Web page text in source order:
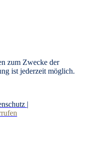
zum Zwecke der
ist jederzeit möglich.
|